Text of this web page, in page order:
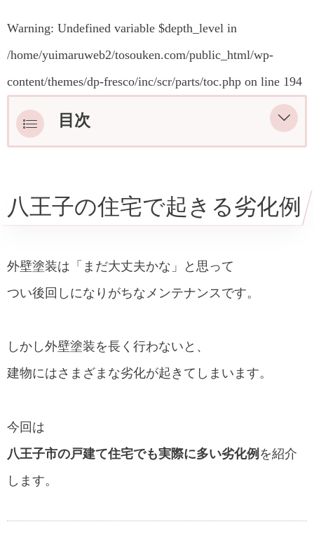
Warning: Undefined variable $depth_level in
/home/yuimaruweb2/tosouken.com/public_html/wp-
content/themes/dp-fresco/inc/scr/parts/toc.php on line 194
目次
八王子の住宅で起きる劣化例
外壁塗装は「まだ大丈夫かな」と思って
つい後回しになりがちなメンテナンスです。
しかし外壁塗装を長く行わないと、
建物にはさまざまな劣化が起きてしまいます。
今回は
八王子市の戸建て住宅でも実際に多い劣化例 を紹介
します。